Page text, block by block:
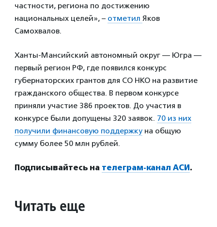
частности, региона по достижению
национальных целей», – отметил Яков
Самохвалов.
Ханты-Мансийский автономный округ — Югра —
первый регион РФ, где появился конкурс
губернаторских грантов для СО НКО на развитие
гражданского общества. В первом конкурсе
приняли участие 386 проектов. До участия в
конкурсе были допущены 320 заявок. 70 из них
получили финансовую поддержку на общую
сумму более 50 млн рублей.
Подписывайтесь на телеграм-канал АСИ.
Читать еще